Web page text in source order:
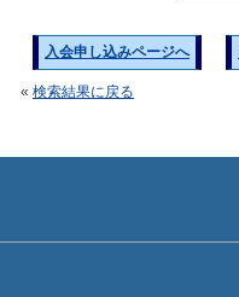
入会申し込みページへ
« 検索結果に戻る